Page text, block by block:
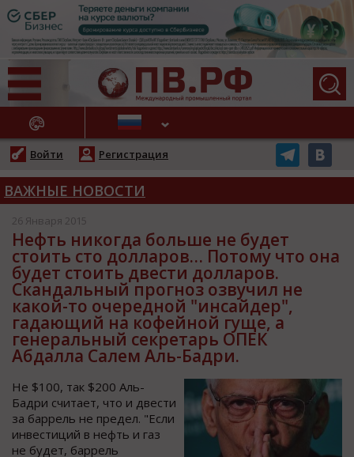
НОВОСТИ
Войти Регистрация
ВАЖНЫЕ НОВОСТИ
26 Января 2015
Нефть никогда больше не будет
стоить сто долларов… Потому что она
будет стоить двести долларов.
Скандальный прогноз озвучил не
какой-то очередной "инсайдер",
гадающий на кофейной гуще, а
генеральный секретарь ОПЕК
Абдалла Салем Аль-Бадри.
Не $100, так $200 Аль-
Бадри считает, что и двести
за баррель не предел. "Если
инвестиций в нефть и газ
не будет, баррель